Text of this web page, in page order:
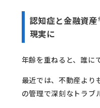
認知症と金融資産
現実に
年齢を重ねると、誰に
最近では、不動産より
の管理で深刻なトラブ